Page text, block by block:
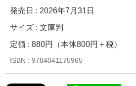
発売日 : 2026年7月31日
サイズ : 文庫判
定価 : 880円（本体800円＋税）
ISBN : 9784041175965